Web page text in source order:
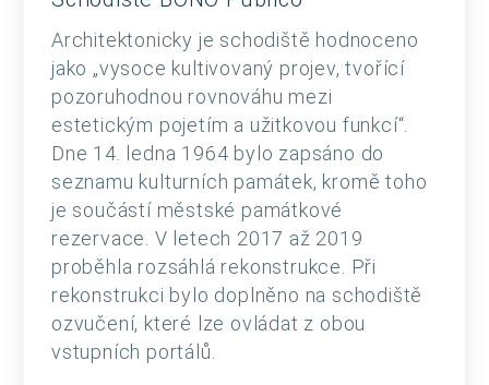
Architektonicky je schodiště hodnoceno
jako „vysoce kultivovaný projev, tvořící
pozoruhodnou rovnováhu mezi
estetickým pojetím a užitkovou funkcí“.
Dne 14. ledna 1964 bylo zapsáno do
seznamu kulturních památek, kromě toho
je součástí městské památkové
rezervace. V letech 2017 až 2019
proběhla rozsáhlá rekonstrukce. Při
rekonstrukci bylo doplněno na schodiště
ozvučení, které lze ovládat z obou
vstupních portálů.